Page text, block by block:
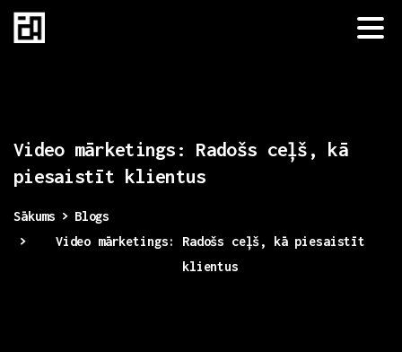
Video mārketings: Radošs ceļš,
kā
piesaistīt klientus
Sākums
Blogs
Video mārketings: Radošs ceļš, kā piesaistīt
klientus